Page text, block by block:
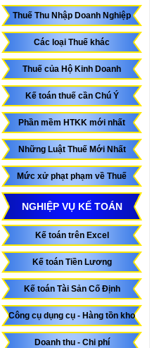
Thuế Thu Nhập Doanh Nghiệp
Các loại Thuế khác
Thuế của Hộ Kinh Doanh
Kế toán thuế cần Chú Ý
Phần mềm HTKK mới nhất
Những Luật Thuế Mới Nhất
Mức xử phạt phạm về Thuế
NGHIỆP VỤ KẾ TOÁN
Kế toán trên Excel
Kế toán Tiền Lương
Kế toán Tài Sản Cố Định
Công cụ dụng cụ - Hàng tồn kho
Doanh thu - Chi phí